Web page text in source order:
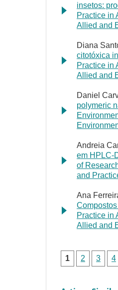
insetos:
Practice in
Allied and
Diana
citotóxica
Practice in
Allied and
Daniel
polymeric
Andreia
em HPLC-
of
and
Ana
Practice in
Allied and
1 2 3 4